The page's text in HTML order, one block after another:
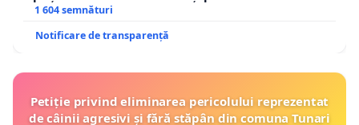
1 604 semnături
Notificare de transparență
Petiție privind eliminarea pericolului reprezentat
de câinii agresivi și fără stăpân din comuna Tunari